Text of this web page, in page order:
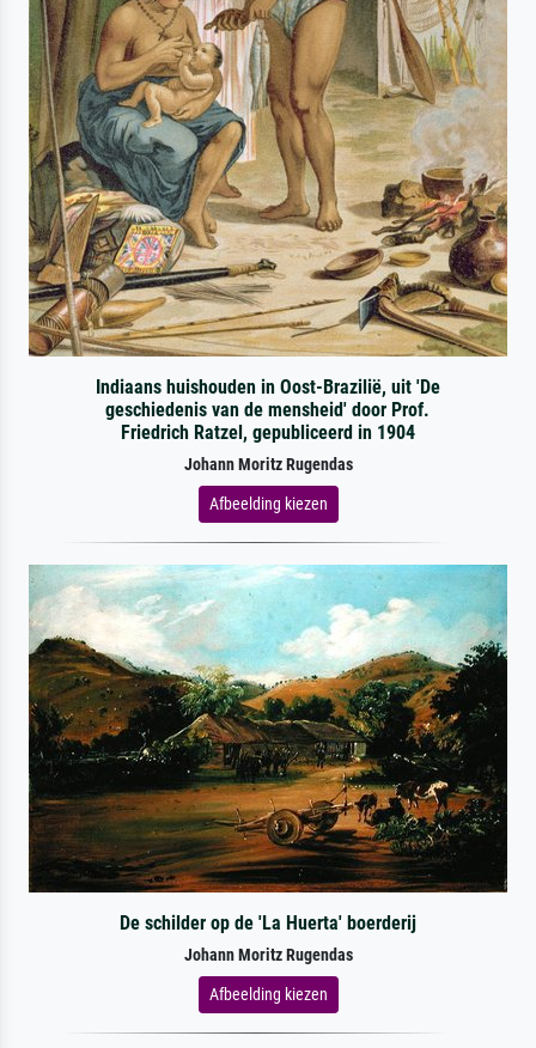
Indiaans huishouden in Oost-Brazilië, uit 'De
geschiedenis van de mensheid' door Prof.
Friedrich Ratzel, gepubliceerd in 1904
Johann Moritz Rugendas
Afbeelding kiezen
De schilder op de 'La Huerta' boerderij
Johann Moritz Rugendas
Afbeelding kiezen